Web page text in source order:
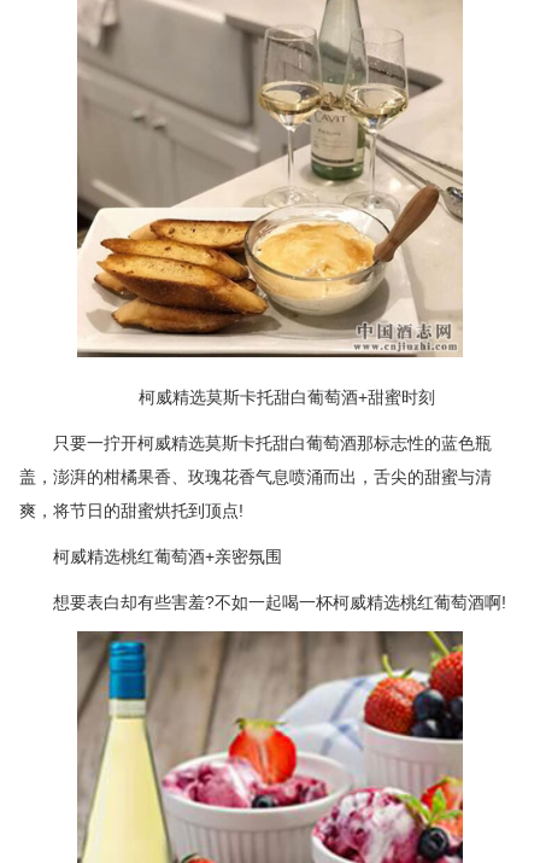
柯威精选莫斯卡托甜白葡萄酒+甜蜜时刻
只要一拧开柯威精选莫斯卡托甜白葡萄酒那标志性的蓝色瓶
盖，澎湃的柑橘果香、玫瑰花香气息喷涌而出，舌尖的甜蜜与清
爽，将节日的甜蜜烘托到顶点!
柯威精选桃红葡萄酒+亲密氛围
想要表白却有些害羞?不如一起喝一杯柯威精选桃红葡萄酒啊!